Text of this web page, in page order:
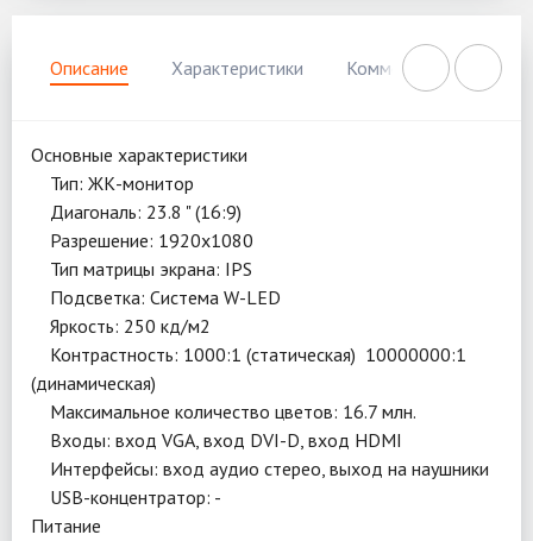
Описание Характеристики Комментарии
Основные характеристики
Тип: ЖК-монитор
Диагональ: 23.8 " (16:9)
Разрешение: 1920x1080
Тип матрицы экрана: IPS
Подсветка: Система W-LED
Яркость: 250 кд/м2
Контрастность: 1000:1 (статическая) 10000000:1
(динамическая)
Максимальное количество цветов: 16.7 млн.
Входы: вход VGA, вход DVI-D, вход HDMI
Интерфейсы: вход аудио стерео, выход на наушники
USB-концентратор: -
Питание